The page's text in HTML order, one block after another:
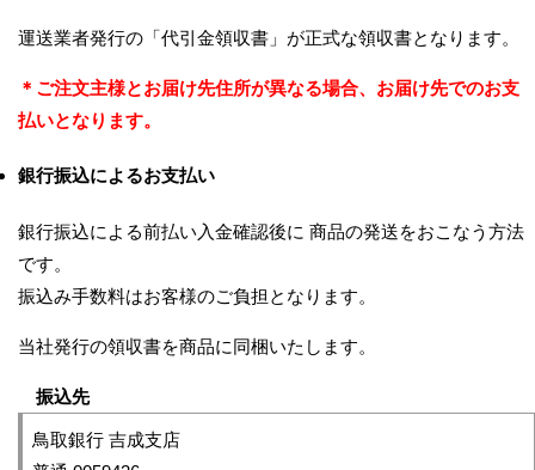
運送業者発行の「代引金領収書」が正式な領収書となります。
＊ご注文主様とお届け先住所が異なる場合、お届け先でのお支
払いとなります。
銀行振込によるお支払い
銀行振込による前払い入金確認後に 商品の発送をおこなう方法
です。
振込み手数料はお客様のご負担となります。
当社発行の領収書を商品に同梱いたします。
振込先
鳥取銀行 吉成支店